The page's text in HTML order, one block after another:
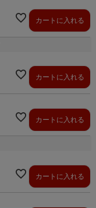
カートに入れる
カートに入れる
カートに入れる
カートに入れる